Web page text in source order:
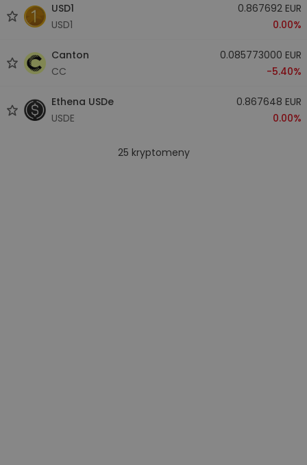
USD1
USD1
0.867692 EUR
0.00%
Canton
CC
0.085773000 EUR
-5.40%
Ethena USDe
USDE
0.867648 EUR
0.00%
25 kryptomeny